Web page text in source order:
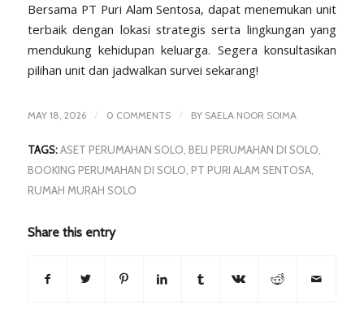
Bersama PT Puri Alam Sentosa, dapat menemukan unit
terbaik dengan lokasi strategis serta lingkungan yang
mendukung kehidupan keluarga. Segera konsultasikan
pilihan unit dan jadwalkan survei sekarang!
MAY 18, 2026 / 0 COMMENTS / BY SAELA NOOR SOIMA
TAGS: ASET PERUMAHAN SOLO BELI PERUMAHAN DI SOLO
BOOKING PERUMAHAN DI SOLO PT PURI ALAM SENTOSA,
RUMAH MURAH SOLO
Share this entry